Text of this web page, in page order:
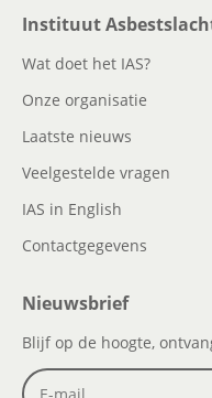
Instituut
Wat doet het IAS?
Onze organisatie
Laatste nieuws
Veelgestelde vragen
IAS in English
Contactgegevens
Nieuwsbrief
Blijf op de hoogte,